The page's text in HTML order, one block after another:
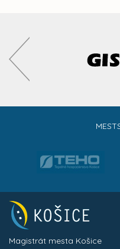
Magistrát mesta Košice